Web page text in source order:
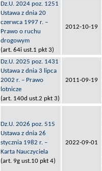
Dz.U. 2024 poz. 1251
Ustawa z dnia 20
czerwca 1997 r. –
Prawo o ruchu
drogowym
(art. 64i ust.1 pkt 3)
2012-10-19
Dz.U. 2025 poz. 1431
Ustawa z dnia 3 lipca
2002 r. – Prawo
lotnicze
(art. 140d ust.2 pkt 3)
2011-09-19
Dz.U. 2026 poz. 515
Ustawa z dnia 26
stycznia 1982 r. –
Karta Nauczyciela
(art. 9g ust.10 pkt 4)
2022-09-01